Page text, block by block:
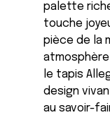
palette
touche
pièce de la
le tapis
design
au savoir-